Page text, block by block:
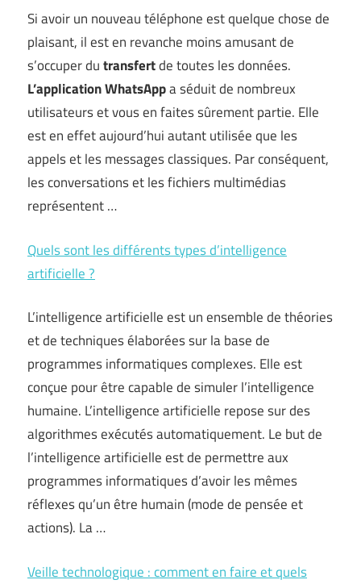
Si avoir un nouveau téléphone est quelque chose de
plaisant, il est en revanche moins amusant de
s’occuper dutransfertde toutes les données.
L’application WhatsAppa séduit de nombreux
utilisateurs et vous en faites sûrement partie. Elle
est en effet aujourd’hui autant utilisée que les
appels et les messages classiques. Par conséquent,
les conversations et les fichiers multimédias
représentent …
Quels sont les différents types d’intelligence
artificielle ?
L’intelligence artificielle est un ensemble de théories
et de techniques élaborées sur la base de
programmes informatiques complexes. Elle est
conçue pour être capable de simuler l’intelligence
humaine. L’intelligence artificielle repose sur des
algorithmes exécutés automatiquement. Le but de
l’intelligence artificielle est de permettre aux
programmes informatiques d’avoir les mêmes
réflexes qu’un être humain (mode de pensée et
actions). La …
Veille technologique : comment en faire et quels